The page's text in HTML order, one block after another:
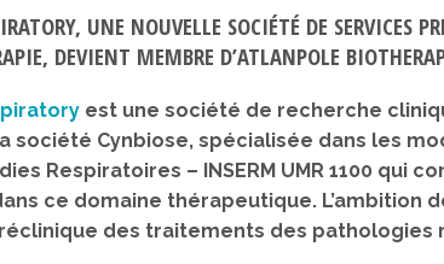
UNE NOUVELLE SOCIÉTÉ DE SERVICES
DEVIENT MEMBRE D’ATLANPOLE
est une société de recherche
société Cynbiose, spécialisée dans les
Respiratoires – INSERM UMR 1100
ce domaine thérapeutique. L’ambition
des traitements des